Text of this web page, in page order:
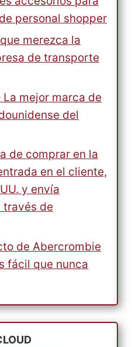
personal shopper
merezca la
de transporte
La mejor marca de
del
de comprar en la
en el cliente,
y envía
través de
de Abercrombie
fácil que nunca